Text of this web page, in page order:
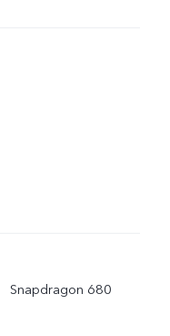
Snapdragon 680